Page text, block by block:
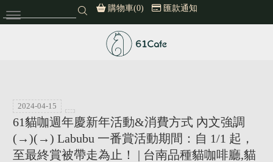
購物車(0) 匯款通知
2024-04-15
61貓咖週年慶新年活動&消費方式 內文強調
(→)(→) Labubu 一番賞活動期間：自 1/1 起，
至最終賞被帶走為止！ | 台南品種貓咖啡廳,貓